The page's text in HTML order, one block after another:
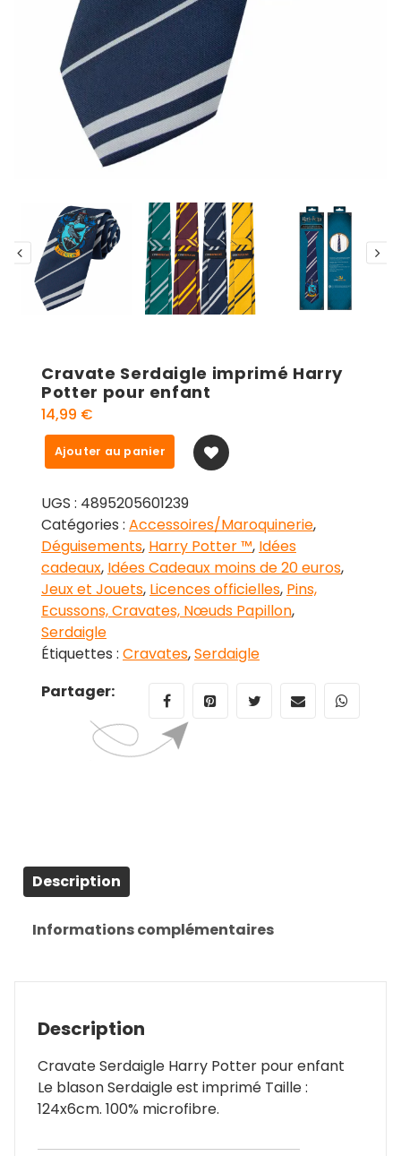
Cravate Serdaigle imprimé Harry
Potter pour enfant
14,99 €
quantité
de
Serdaigle
imprimé
Harry
Potter
pour
enfant
Ajouter au panier
UGS : 4895205601239
Catégories : Accessoires/Maroquinerie,
Déguisements, Harry Potter ™, Idées
cadeaux, Idées Cadeaux moins de 20 euros,
Jeux et Jouets, Licences officielles, Pins,
Ecussons, Cravates, Nœuds Papillon,
Serdaigle
Étiquettes : Cravates,Serdaigle
Partager:
Description
Informations complémentaires
Description
Cravate Serdaigle Harry Potter pour enfant
Le blason Serdaigle est imprimé Taille :
124x6cm. 100% microfibre.